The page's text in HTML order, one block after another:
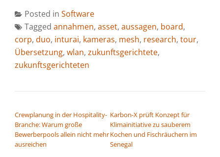
Posted in Software
Tagged annahmen, asset, aussagen, board,
corp, duo, inturai, kameras, mesh, research, tour,
Übersetzung, wlan, zukunftsgerichtete,
zukunftsgerichteten
Crewplanung in der Hospitality-
Branche: Warum große
Bewerberpools allein nicht mehr
ausreichen
Karbon-X prüft Konzept für
Klimainitiative zu sauberem
Kochen und Fischräuchern im
Senegal